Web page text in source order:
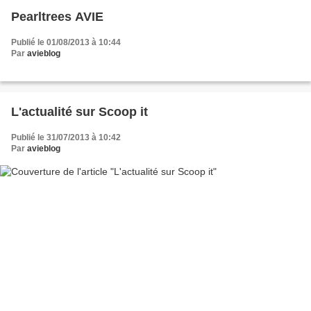
Pearltrees AVIE
Publié le 01/08/2013 à 10:44
Par avieblog
L'actualité sur Scoop it
Publié le 31/07/2013 à 10:42
Par avieblog